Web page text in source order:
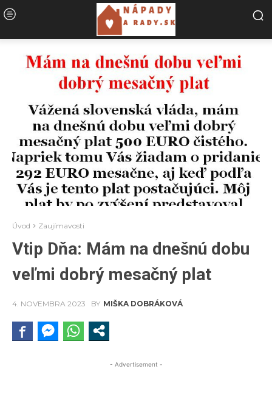
Úvod Zaujímavosti
Vtip Dňa: Mám na dnešnú dobu
veľmi dobrý mesačný plat
4. NOVEMBRA 2023 BY MIŠKA DOBRÁKOVÁ
- Advertisement -